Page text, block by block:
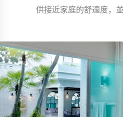
供接近家庭的舒適度，